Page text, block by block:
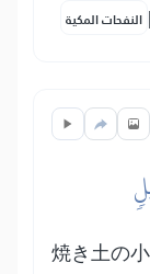
النفحات المكية |
焼き土の